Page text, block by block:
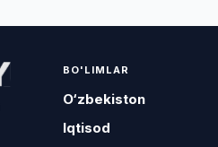
BO'LIMLAR
O‘zbekiston
Iqtisod